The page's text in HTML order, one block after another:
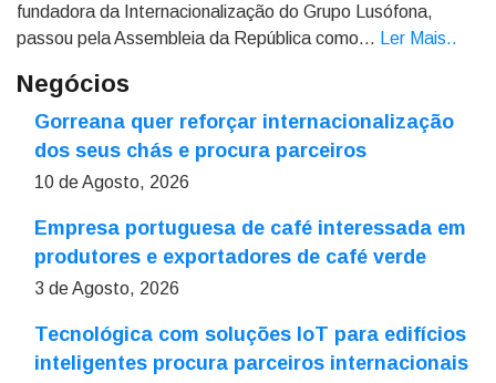
fundadora da Internacionalização do Grupo Lusófona,
passou pela Assembleia da República como...
Ler Mais..
Negócios
Gorreana quer reforçar internacionalização
dos seus chás e procura parceiros
10 de Agosto, 2026
Empresa portuguesa de café interessada em
produtores e exportadores de café verde
3 de Agosto, 2026
Tecnológica com soluções IoT para edifícios
inteligentes procura parceiros internacionais